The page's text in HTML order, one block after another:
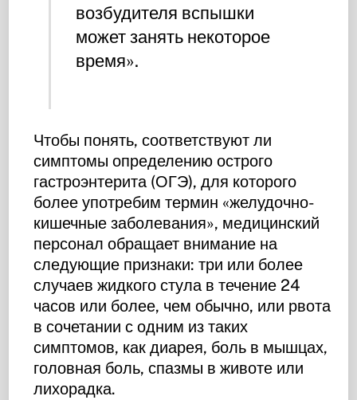
возбудителя вспышки
может занять некоторое
время».
Чтобы понять, соответствуют ли
симптомы определению острого
гастроэнтерита (ОГЭ), для которого
более употребим термин «желудочно-
кишечные заболевания», медицинский
персонал обращает внимание на
следующие признаки: три или более
случаев жидкого стула в течение 24
часов или более, чем обычно, или рвота
в сочетании с одним из таких
симптомов, как диарея, боль в мышцах,
головная боль, спазмы в животе или
лихорадка.